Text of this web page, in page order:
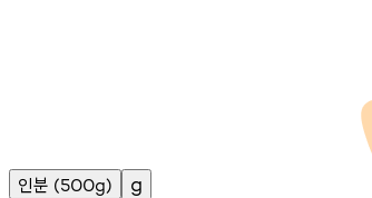
인분 (500g) g